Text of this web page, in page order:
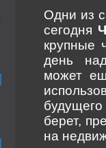
Одни из
сегодня
крупные
день
может
берет,
на